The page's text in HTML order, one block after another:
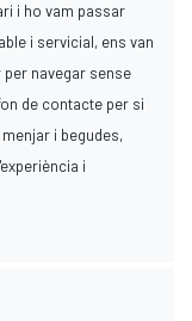
i ho vam passar
i servicial, ens van
navegar sense
de contacte per si
i begudes,
i